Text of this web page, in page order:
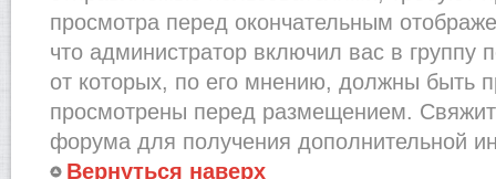
просмотра перед окончательным
что администратор включил вас в группу
от которых, по его мнению, должны быть
просмотрены перед размещением.
форума для получения дополнительной
Вернуться наверх